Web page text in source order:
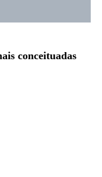
conceituadas